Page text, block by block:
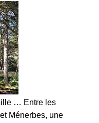
… Entre les
Ménerbes, une